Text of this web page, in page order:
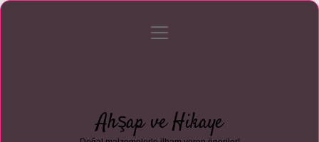
Gizlilik Politikası
menüyü
Ahşap ve Hikaye